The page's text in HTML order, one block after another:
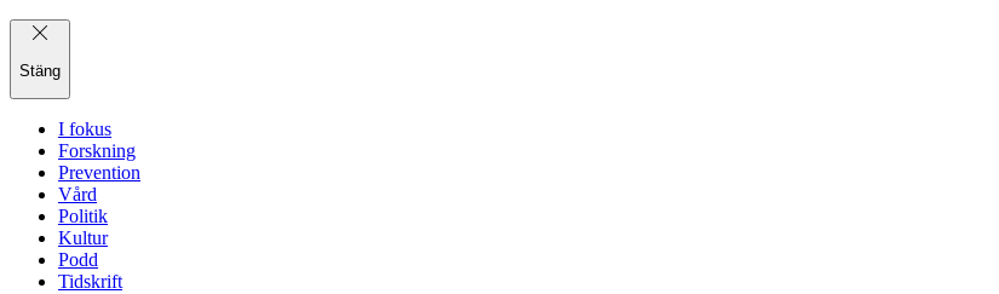
Stäng
I fokus
Forskning
Prevention
Vård
Politik
Kultur
Podd
Tidskrift